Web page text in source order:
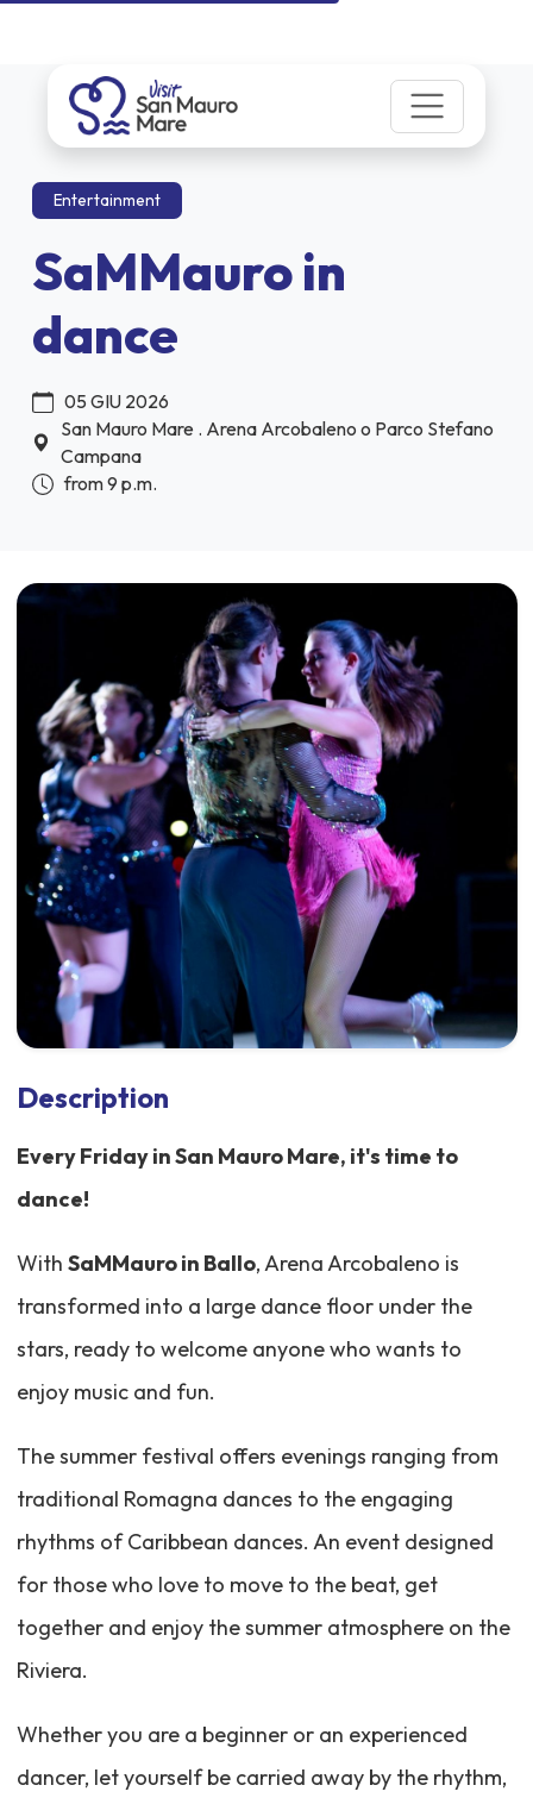
Entertainment
SaMMauro in
dance
05 GIU 2026
San Mauro Mare . Arena Arcobaleno o Parco Stefano
Campana
from 9 p.m.
Description
Every Friday in San Mauro Mare, it's time to
dance!
With SaMMauro in Ballo, Arena Arcobaleno is
transformed into a large dance floor under the
stars, ready to welcome anyone who wants to
enjoy music and fun.
The summer festival offers evenings ranging from
traditional Romagna dances to the engaging
rhythms of Caribbean dances. An event designed
for those who love to move to the beat, get
together and enjoy the summer atmosphere on the
Riviera.
Whether you are a beginner or an experienced
dancer, let yourself be carried away by the rhythm,